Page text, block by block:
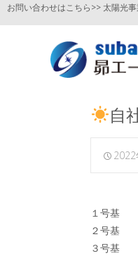
お問い合わせはこちら>> 太陽光
自
１号基
２号基
３号基